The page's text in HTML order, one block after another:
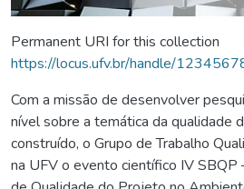
Permanent URI for this collection
https://locus.ufv.br/handle/
Com a missão de desenvolver
nível sobre a temática da qualidade
construído, o Grupo de Trabalho
na UFV o evento científico IV SBQP